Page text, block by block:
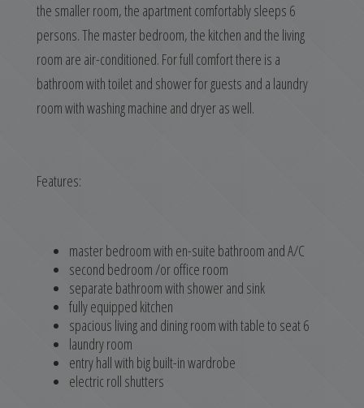
the smaller room, the apartment comfortably sleeps 6
persons. The master bedroom, the kitchen and the living
room are air-conditioned. For full comfort there is a
bathroom with toilet and shower for guests and a laundry
room with washing machine and dryer as well.
Features:
master bedroom with en-suite bathroom and A/C
second bedroom /or office room
separate bathroom with shower and sink
fully equipped kitchen
spacious living and dining room with table to seat 6
laundry room
entry hall with big built-in wardrobe
electric roll shutters